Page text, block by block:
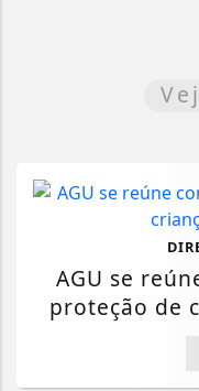
AGU se
proteção de